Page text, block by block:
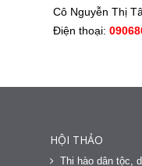
Cô Nguyễn Thị
Điện thoại:
HỘI THẢO
Thi hào dân tộc,